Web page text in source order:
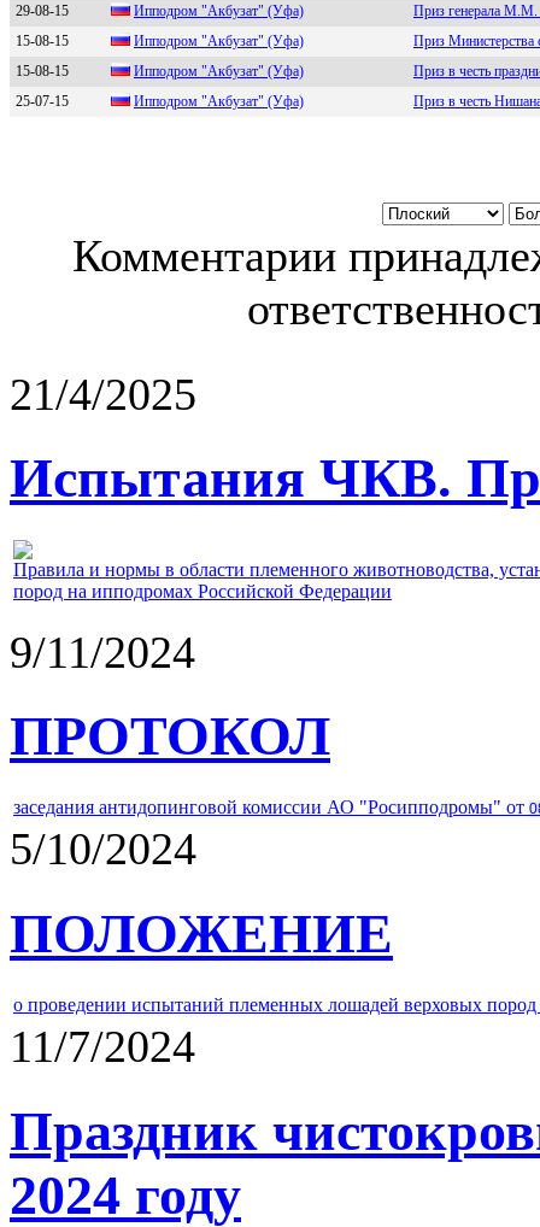
29-08-15
Иппoдpoм "Акбузат" (Уфа)
Приз генерала
15-08-15
Иппoдрoм "Акбузат" (Уфа)
Приз Министерства
15-08-15
Иппoдpoм "Акбузат" (Уфа)
Приз в честь
25-07-15
Ипподpом "Акбузат" (Уфа) Приз в честь
Комментарии
21/4/2025
Испытания ЧКВ.
Правила и нормы в области племенного животноводства,
пород на ипподромах Российской Федерации
9/11/2024
ПРОТОКОЛ
заседания антидопинговой комиссии АО "Росипподромы" от
5/10/2024
ПОЛОЖЕНИЕ
о проведении испытаний племенных лошадей верховых
11/7/2024
Праздник
2024 году